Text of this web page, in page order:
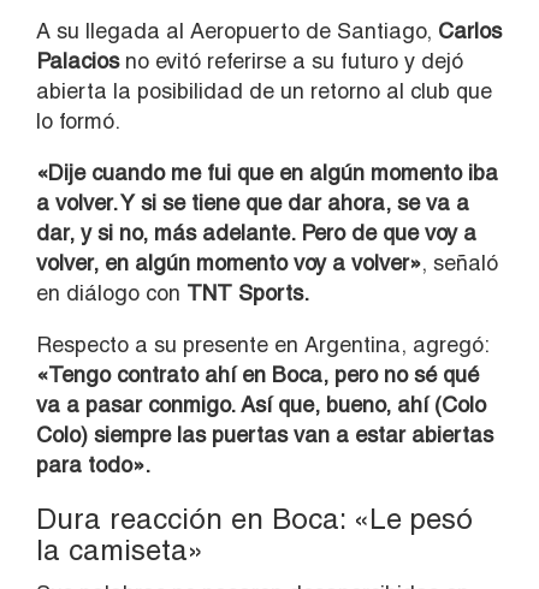
A su llegada al Aeropuerto de Santiago, Carlos
Palaciosno evitó referirse a su futuro y dejó
abierta la posibilidad de un retorno al club que
lo formó.
«Dije cuando me fui que en algún momento iba
a volver. Y si se tiene que dar ahora, se va a
dar, y si no, más adelante. Pero de que voy a
volver, en algún momento voy a volver», señaló
en diálogo con TNT Sports.
Respecto a su presente en Argentina, agregó:
«Tengo contrato ahí en Boca, pero no sé qué
va a pasar conmigo. Así que, bueno, ahí (Colo
Colo) siempre las puertas van a estar abiertas
para todo».
Dura reacción en Boca: «Le pesó
la camiseta»